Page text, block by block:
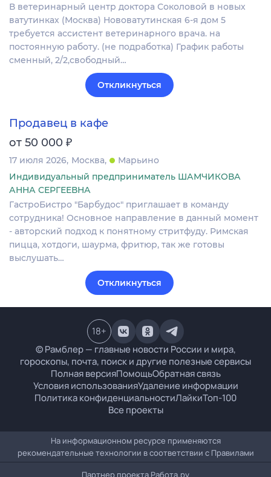
В ветеринарный центр доктора Соколовой в новых
ватутинках (Москва) Нововатутинская 6-я дом 5
требуется ассистент ветеринарного врача. на
постоянную работу. (не подработка) График работы
сменный, 2/2,свободный…
Откликнуться
Продавец в кафе
от 50 000 ₽
17 июля 2026 Москва
Марьино
Индивидуальный предприниматель ШАМЧИКОВА
АННА СЕРГЕЕВНА
ГастроБистро "Барбудос" приглашает в команду
сотрудника! Основное направление в данный момент
- авторский подход к понятному стритфуду. Римская
пицца, хотдоги, шаурма, фритюр, так же готовы
выслушать…
Откликнуться
© Рамблер — главные новости России и мира,
гороскопы, почта, поиск и другие полезные сервисы
Полная версияПомощьОбратная связь
Условия использованияУдаление информации
Политика конфиденциальностиЛайкиТоп-100
Все проекты
18+
На информационном ресурсе применяются
рекомендательные технологии в соответствии с Правилами
Партнер проекта Работа.ру